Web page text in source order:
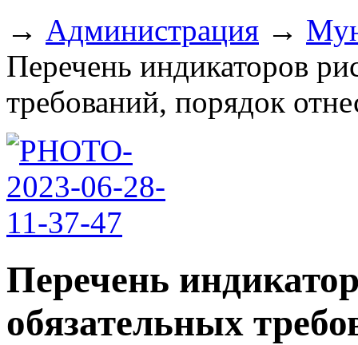
→ Администрация →
Перечень индикаторов
требований, порядок
Перечень
обязательных